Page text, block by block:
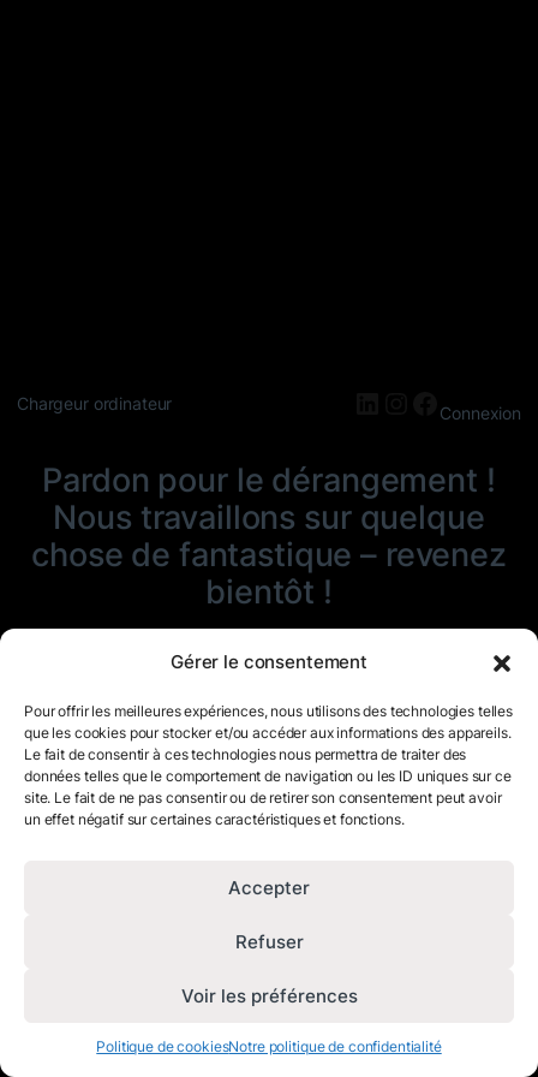
Gérer le consentement
Pour offrir les meilleures expériences, nous utilisons des technologies telles
que les cookies pour stocker et/ou accéder aux informations des appareils.
Le fait de consentir à ces technologies nous permettra de traiter des
données telles que le comportement de navigation ou les ID uniques sur ce
site. Le fait de ne pas consentir ou de retirer son consentement peut avoir
un effet négatif sur certaines caractéristiques et fonctions.
Accepter
Refuser
Voir les préférences
Politique de cookiesNotre politique de confidentialité
Chargeur ordinateur LinkedIn
Instagram
Connexion
Pardon pour le dérangement !
Nous travaillons sur quelque
chose de fantastique – revenez
bientôt !